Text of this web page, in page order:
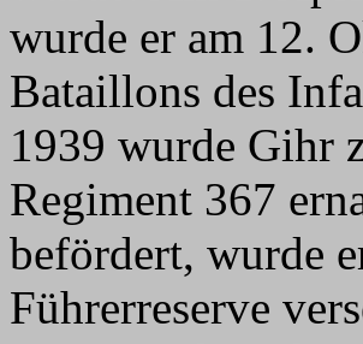
wurde er am 12.
Bataillons des
1939 wurde Gihr
Regiment 367
befördert, wurde
Führerreserve